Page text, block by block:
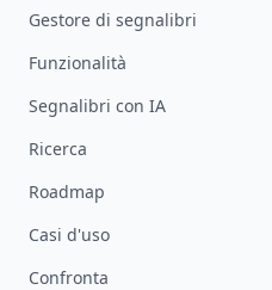
Gestore di segnalibri
Funzionalità
Segnalibri con IA
Ricerca
Roadmap
Casi d'uso
Confronta